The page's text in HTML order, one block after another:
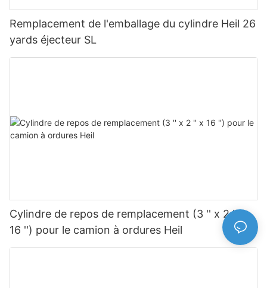
Remplacement de l'emballage du cylindre Heil 26
yards éjecteur SL
Cylindre de repos de remplacement (3 '' x 2 '' x
16 '') pour le camion à ordures Heil